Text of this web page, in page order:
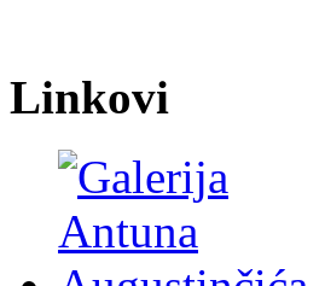
Linkovi